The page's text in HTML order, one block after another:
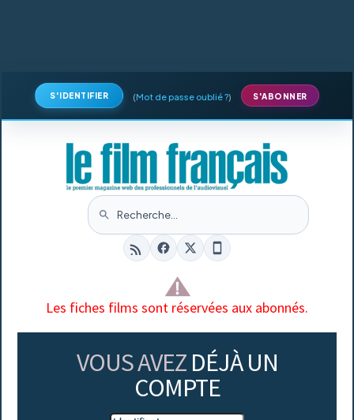
S'IDENTIFIER (Mot de passe oublié ?) S'ABONNER
Les fiches films sont réservées aux abonnés.
VOUS AVEZ DÉJÀ UN
COMPTE